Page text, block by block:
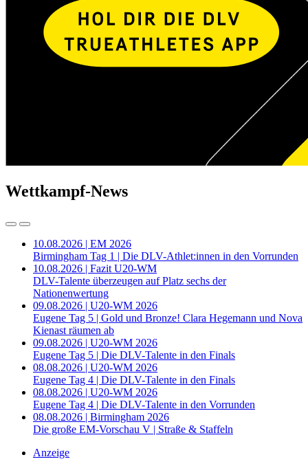
Wettkampf-News
10.08.2026 | EM 2026
Birmingham Tag 1 | Die DLV-Athlet:innen in den Vorrunden
10.08.2026 | Fazit U20-WM
DLV-Talente überzeugen auf Platz sechs der
Nationenwertung
09.08.2026 | U20-WM 2026
Eugene Tag 5 | Gold und Bronze! Clara Hegemann und Nova
Kienast räumen ab
09.08.2026 | U20-WM 2026
Eugene Tag 5 | Die DLV-Talente in den Finals
08.08.2026 | U20-WM 2026
Eugene Tag 4 | Die DLV-Talente in den Finals
08.08.2026 | U20-WM 2026
Eugene Tag 4 | Die DLV-Talente in den Vorrunden
08.08.2026 | Birmingham 2026
Die große EM-Vorschau V | Straße & Staffeln
Anzeige